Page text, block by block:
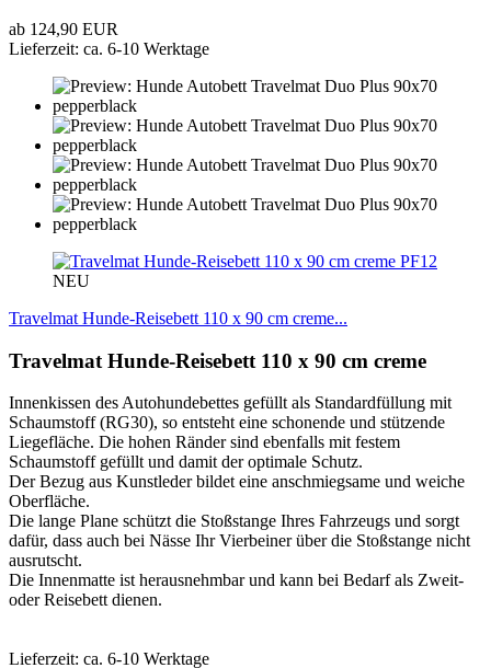
ab 124,90 EUR
Lieferzeit: ca. 6-10 Werktage
PF12
NEU
Travelmat Hunde-Reisebett 110 x 90 cm creme...
Travelmat Hunde-Reisebett 110 x 90 cm creme
Innenkissen des Autohundebettes gefüllt als Standardfüllung mit
Schaumstoff (RG30), so entsteht eine schonende und stützende
Liegefläche. Die hohen Ränder sind ebenfalls mit festem
Schaumstoff gefüllt und damit der optimale Schutz.
Der Bezug aus Kunstleder bildet eine anschmiegsame und weiche
Oberfläche.
Die lange Plane schützt die Stoßstange Ihres Fahrzeugs und sorgt
dafür, dass auch bei Nässe Ihr Vierbeiner über die Stoßstange nicht
ausrutscht.
Die Innenmatte ist herausnehmbar und kann bei Bedarf als Zweit-
oder Reisebett dienen.
Lieferzeit: ca. 6-10 Werktage